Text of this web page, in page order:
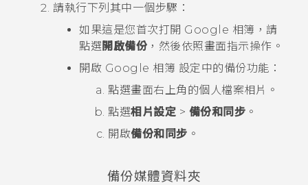
請執行下列其中一個步驟：
如果這是您首次打開 Google 相簿 ，請
點選 開啟備份 ，然後依照畫面指示操作。
開啟 Google 相簿 設定中的備份功能：
點選畫面右上角的個人檔案相片。
點選相片設定 > 備份和同步 。
開啟備份和同步 。
備份媒體資料夾